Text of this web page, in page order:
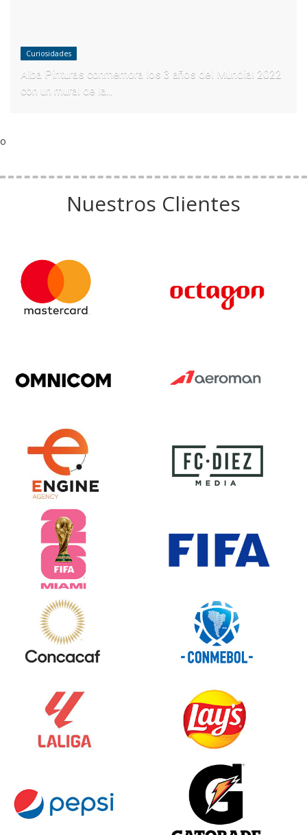
Curiosidades
Alba Pinturas conmemora los 3 años del Mundial 2022
con un mural de la...
o
Nuestros Clientes